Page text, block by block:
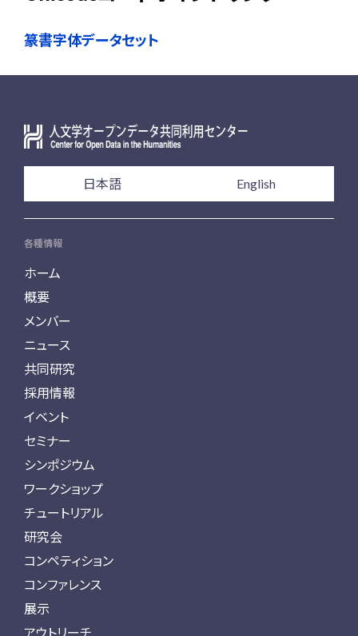
篆書字体データセット
日本語 English
各種情報
ホーム
概要
メンバー
ニュース
共同研究
採用情報
イベント
セミナー
シンポジウム
ワークショップ
チュートリアル
研究会
コンペティション
コンファレンス
展示
アウトリーチ